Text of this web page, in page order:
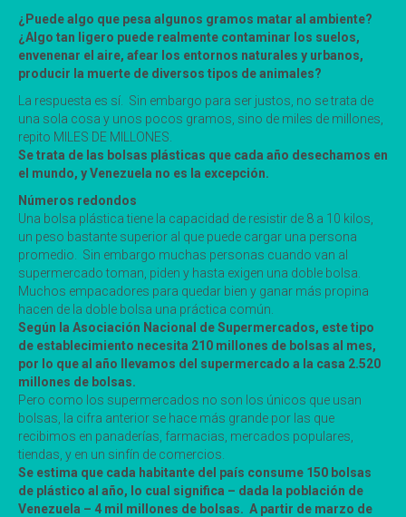
¿Puede algo que pesa algunos gramos matar al ambiente?
¿Algo tan ligero puede realmente contaminar los suelos,
envenenar el aire, afear los entornos naturales y urbanos,
producir la muerte de diversos tipos de animales?
La respuesta es sí. Sin embargo para ser justos, no se trata de
una sola cosa y unos pocos gramos, sino de miles de millones,
repito MILES DE MILLONES.
Se trata de las bolsas plásticas que cada año desechamos en
el mundo, y Venezuela no es la excepción.
Números redondos
Una bolsa plástica tiene la capacidad de resistir de 8 a 10 kilos,
un peso bastante superior al que puede cargar una persona
promedio. Sin embargo muchas personas cuando van al
supermercado toman, piden y hasta exigen una doble bolsa.
Muchos empacadores para quedar bien y ganar más propina
hacen de la doble bolsa una práctica común.
Según la Asociación Nacional de Supermercados, este tipo
de establecimiento necesita 210 millones de bolsas al mes,
por lo que al año llevamos del supermercado a la casa 2.520
millones de bolsas.
Pero como los supermercados no son los únicos que usan
bolsas, la cifra anterior se hace más grande por las que
recibimos en panaderías, farmacias, mercados populares,
tiendas, y en un sinfín de comercios.
Se estima que cada habitante del país consume 150 bolsas
de plástico al año, lo cual significa – dada la población de
Venezuela – 4 mil millones de bolsas. A partir de marzo de